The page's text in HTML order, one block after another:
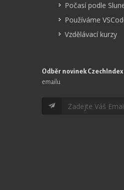
Počasí podle
Používáme
Vzdělávací kurzy
Odběr novinek CzechIndex
emailu